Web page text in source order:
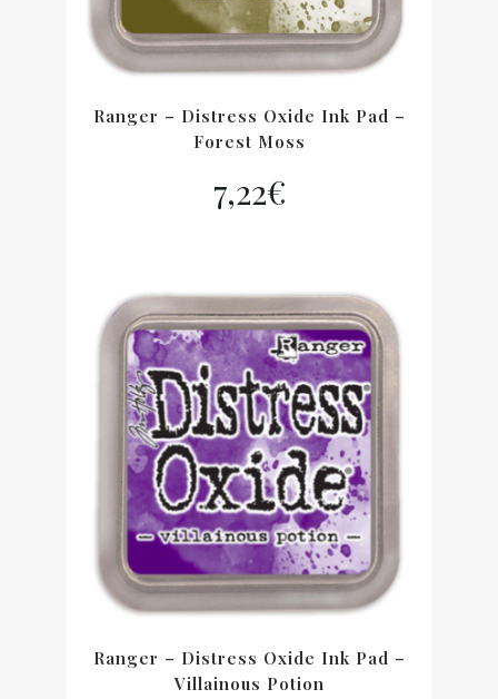
Ranger – Distress Oxide Ink Pad –
Forest Moss
7,22€
Ranger – Distress Oxide Ink Pad –
Villainous Potion